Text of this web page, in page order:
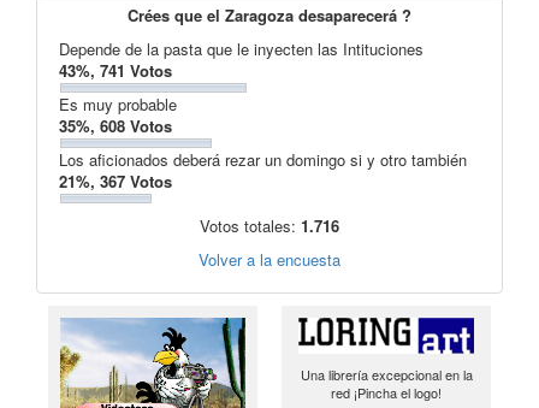
Crées que el Zaragoza desaparecerá ?
Depende de la pasta que le inyecten las Intituciones
43%, 741 Votos
Es muy probable
35%, 608 Votos
Los aficionados deberá rezar un domingo si y otro también
21%, 367 Votos
Votos totales: 1.716
Volver a la encuesta
Una librería excepcional en la
red ¡Pincha el logo!